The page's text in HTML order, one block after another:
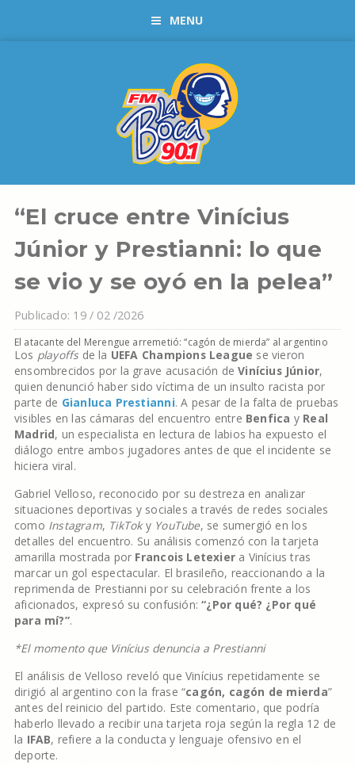
MENU
“El cruce entre Vinícius
Júnior y Prestianni: lo que
se vio y se oyó en la pelea”
Publicado: 19 / 02 /2026
El atacante del Merengue arremetió: “cagón de mierda” al argentino
Los playoffsde la UEFA Champions League se vieron
ensombrecidos por la grave acusación deVinícius Júnior,
quien denunció haber sido víctima de un insulto racista por
parte de Gianluca Prestianni. A pesar de la falta de pruebas
visibles en las cámaras del encuentro entre Benfica y Real
Madrid, un especialista en lectura de labios ha expuesto el
diálogo entre ambos jugadores antes de que el incidente se
hiciera viral.
Gabriel Velloso, reconocido por su destreza en analizar
situaciones deportivas y sociales a través de redes sociales
como Instagram, TikToky YouTube, se sumergió en los
detalles del encuentro. Su análisis comenzó con la tarjeta
amarilla mostrada por Francois Letexier a Vinícius tras
marcar un gol espectacular. El brasileño, reaccionando a la
reprimenda de Prestianni por su celebración frente a los
aficionados, expresó su confusión:“¿Por qué? ¿Por qué
para mí?”.
*El momento que Vinícius denuncia a Prestianni
El análisis de Velloso reveló que Vinícius repetidamente se
dirigió al argentino con la frase “cagón, cagón de mierda”
antes del reinicio del partido. Este comentario, que podría
haberlo llevado a recibir una tarjeta roja según la regla 12 de
la IFAB, refiere a la conducta y lenguaje ofensivo en el
deporte.